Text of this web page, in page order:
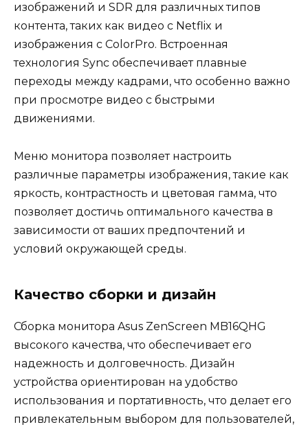
изображений и SDR для различных типов
контента, таких как видео с Netflix и
изображения с ColorPro. Встроенная
технология Sync обеспечивает плавные
переходы между кадрами, что особенно важно
при просмотре видео с быстрыми
движениями.
Меню монитора позволяет настроить
различные параметры изображения, такие как
яркость, контрастность и цветовая гамма, что
позволяет достичь оптимального качества в
зависимости от ваших предпочтений и
условий окружающей среды.
Качество сборки и дизайн
Сборка монитора Asus ZenScreen MB16QHG
высокого качества, что обеспечивает его
надежность и долговечность. Дизайн
устройства ориентирован на удобство
использования и портативность, что делает его
привлекательным выбором для пользователей,